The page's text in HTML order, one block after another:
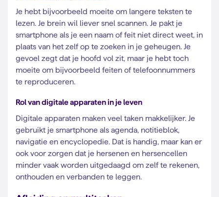
Je hebt bijvoorbeeld moeite om langere teksten te
lezen. Je brein wil liever snel scannen. Je pakt je
smartphone als je een naam of feit niet direct weet, in
plaats van het zelf op te zoeken in je geheugen. Je
gevoel zegt dat je hoofd vol zit, maar je hebt toch
moeite om bijvoorbeeld feiten of telefoonnummers
te reproduceren.
Rol van digitale apparaten in je leven
Digitale apparaten maken veel taken makkelijker. Je
gebruikt je smartphone als agenda, notitieblok,
navigatie en encyclopedie. Dat is handig, maar kan er
ook voor zorgen dat je hersenen en hersencellen
minder vaak worden uitgedaagd om zelf te rekenen,
onthouden en verbanden te leggen.